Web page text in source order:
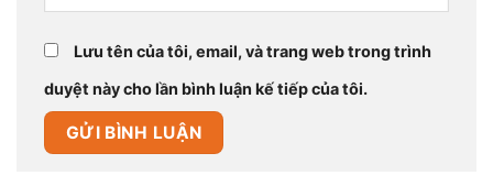
Lưu tên của tôi, email, và trang web trong trình
duyệt này cho lần bình luận kế tiếp của tôi.